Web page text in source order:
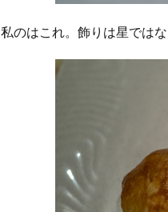
私のはこれ。飾りは星では